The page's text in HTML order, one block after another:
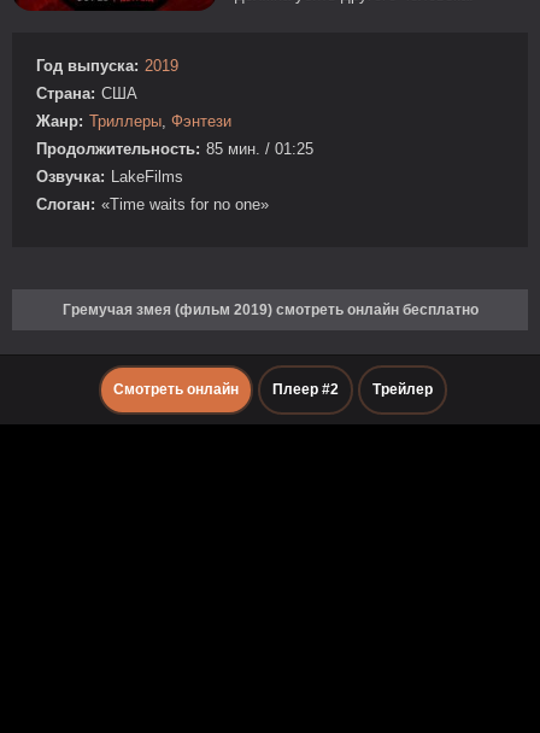
Год выпуска: 2019
Страна: США
Жанр: Триллеры Фэнтези
Продолжительность: 85 мин. / 01:25
Озвучка:
LakeFilms
Слоган: «Time waits for no one»
Гремучая змея (фильм 2019) смотреть онлайн бесплатно
Смотреть онлайн Плеер #2 Трейлер